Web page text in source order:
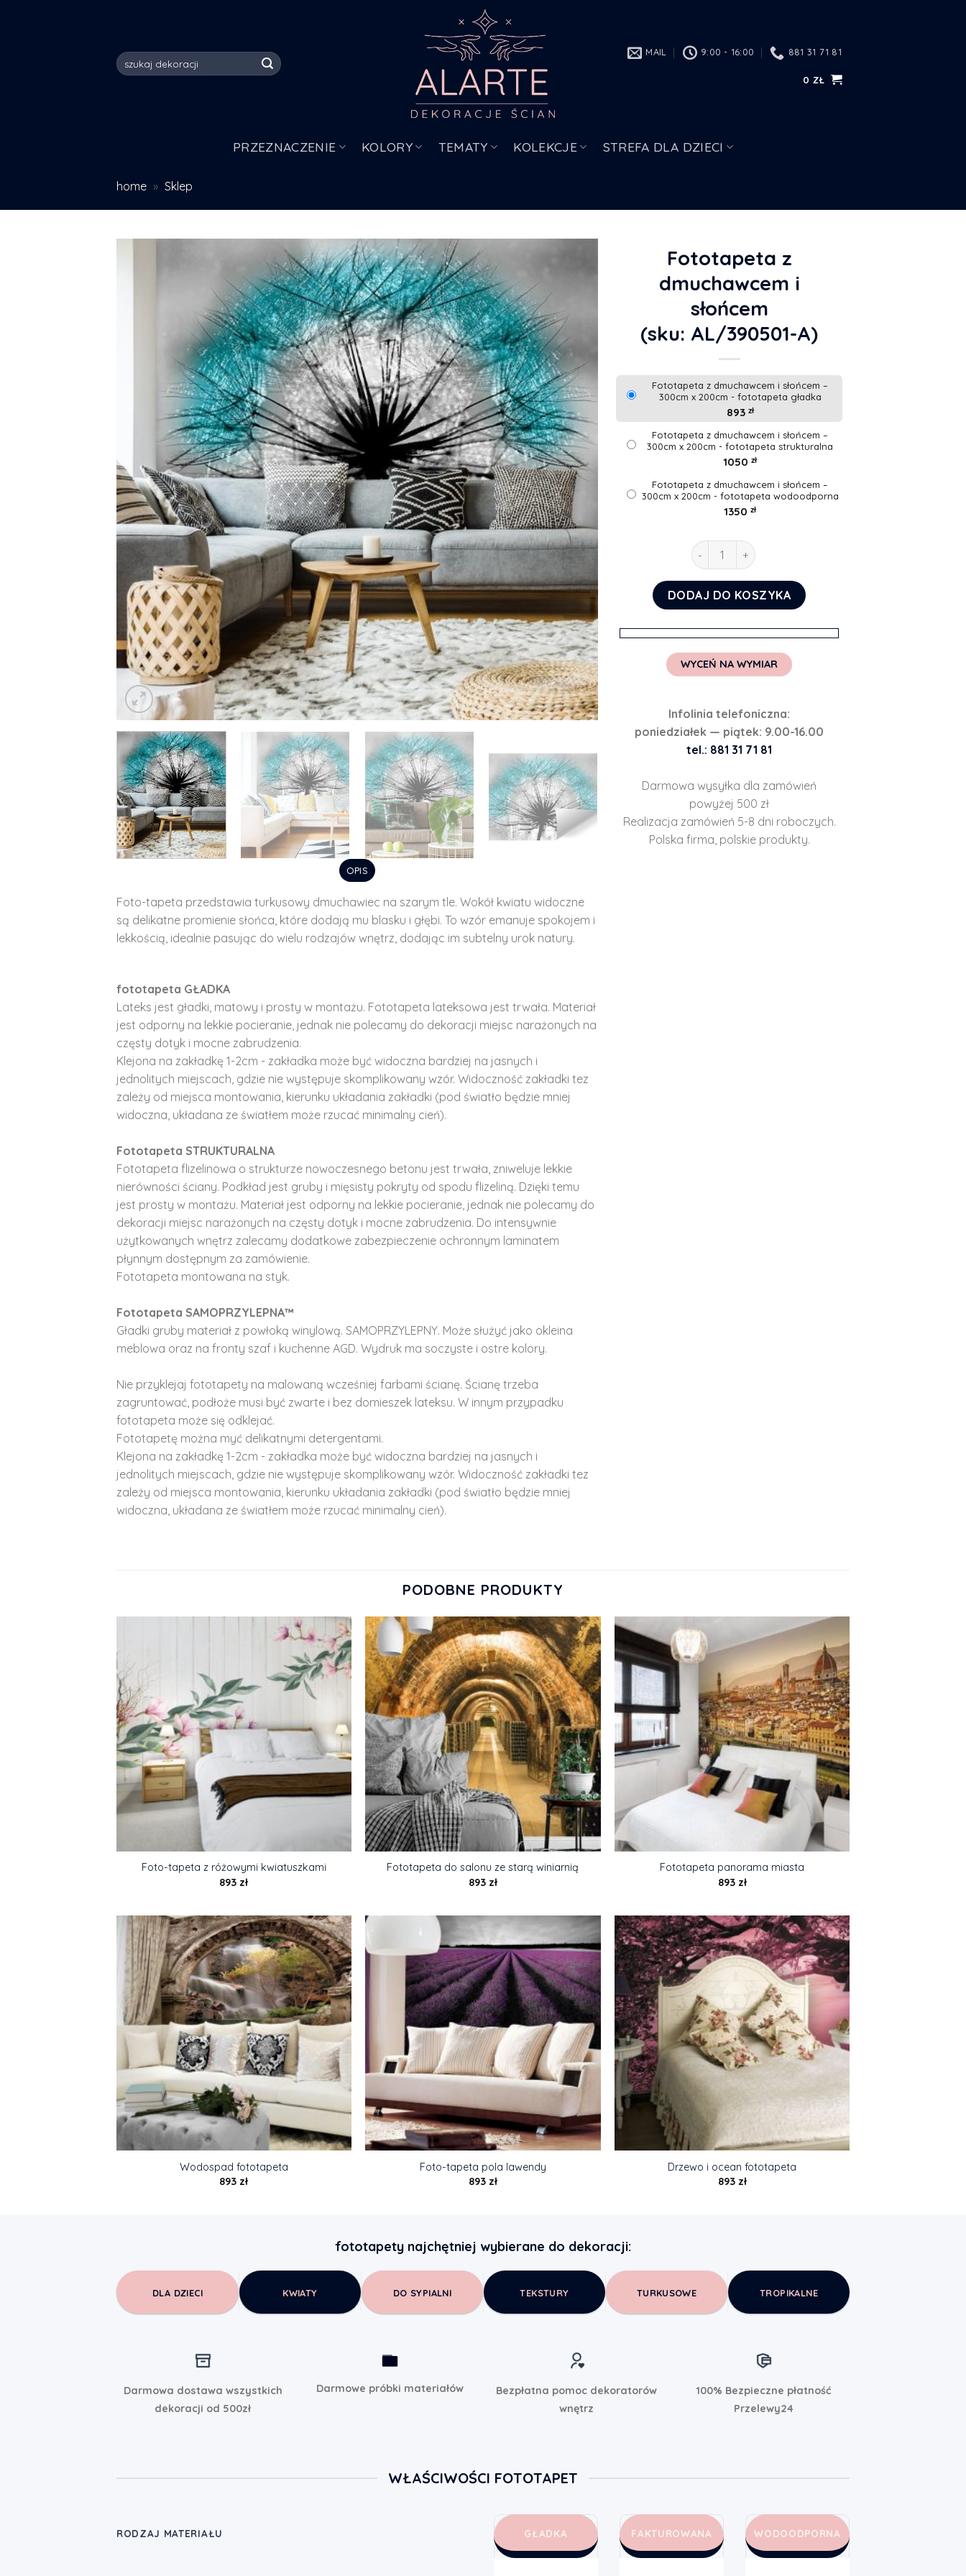
Szukaj:
MAIL 9:00 - 16:00 881 31 71 81
0 ZŁ
PRZEZNACZENIE KOLORY TEMATY KOLEKCJE STREFA DLA DZIECI
home » Sklep
OPIS
Foto-tapeta przedstawia turkusowy dmuchawiec na szarym tle. Wokół kwiatu widoczne
są delikatne promienie słońca, które dodają mu blasku i głębi. To wzór emanuje spokojem i
lekkością, idealnie pasując do wielu rodzajów wnętrz, dodając im subtelny urok natury.
fototapeta GŁADKA
Lateks jest gładki, matowy i prosty w montażu. Fototapeta lateksowa jest trwała. Materiał
jest odporny na lekkie pocieranie, jednak nie polecamy do dekoracji miejsc narażonych na
częsty dotyk i mocne zabrudzenia.
Klejona na zakładkę 1-2cm - zakładka może być widoczna bardziej na jasnych i
jednolitych miejscach, gdzie nie występuje skomplikowany wzór. Widoczność zakładki tez
zależy od miejsca montowania, kierunku układania zakładki (pod światło będzie mniej
widoczna, układana ze światłem może rzucać minimalny cień).
Fototapeta STRUKTURALNA
Fototapeta flizelinowa o strukturze nowoczesnego betonu jest trwała, zniweluje lekkie
nierówności ściany. Podkład jest gruby i mięsisty pokryty od spodu flizeliną. Dzięki temu
jest prosty w montażu. Materiał jest odporny na lekkie pocieranie, jednak nie polecamy do
dekoracji miejsc narażonych na częsty dotyk i mocne zabrudzenia. Do intensywnie
użytkowanych wnętrz zalecamy dodatkowe zabezpieczenie ochronnym laminatem
płynnym dostępnym za zamówienie.
Fototapeta montowana na styk.
Fototapeta SAMOPRZYLEPNA™
Gładki gruby materiał z powłoką winylową. SAMOPRZYLEPNY. Może służyć jako okleina
meblowa oraz na fronty szaf i kuchenne AGD. Wydruk ma soczyste i ostre kolory.
Nie przyklejaj fototapety na malowaną wcześniej farbami ścianę. Ścianę trzeba
zagruntować, podłoże musi być zwarte i bez domieszek lateksu. W innym przypadku
fototapeta może się odklejać.
Fototapetę można myć delikatnymi detergentami.
Klejona na zakładkę 1-2cm - zakładka może być widoczna bardziej na jasnych i
jednolitych miejscach, gdzie nie występuje skomplikowany wzór. Widoczność zakładki tez
zależy od miejsca montowania, kierunku układania zakładki (pod światło będzie mniej
widoczna, układana ze światłem może rzucać minimalny cień).
Fototapeta z
dmuchawcem i
słońcem
(sku: AL/390501-A)
Fototapeta z dmuchawcem i słońcem –
300cm x 200cm - fototapeta gładka
893 zł
Fototapeta z dmuchawcem i słońcem –
300cm x 200cm - fototapeta strukturalna
1050 zł
Fototapeta z dmuchawcem i słońcem –
300cm x 200cm - fototapeta wodoodporna
1350 zł
ilość Fototapeta z dmuchawcem i słońcem
DODAJ DO KOSZYKA
WYCEŃ NA WYMIAR
Infolinia telefoniczna:
poniedziałek — piątek: 9.00-16.00
tel.: 881 31 71 81
Darmowa wysyłka dla zamówień
powyżej 500 zł
Realizacja zamówień 5-8 dni roboczych.
Polska firma, polskie produkty.
PODOBNE PRODUKTY
Foto-tapeta z różowymi kwiatuszkami
893 zł
Fototapeta do salonu ze starą winiarnią
893 zł
Fototapeta panorama miasta
893 zł
Wodospad fototapeta
893 zł
Foto-tapeta pola lawendy
893 zł
Drzewo i ocean fototapeta
893 zł
fototapety najchętniej wybierane do dekoracji:
DLA DZIECI KWIATY DO SYPIALNI TEKSTURY TURKUSOWE TROPIKALNE
Darmowa dostawa wszystkich
dekoracji od 500zł
Darmowe próbki materiałów
Bezpłatna pomoc dekoratorów
wnętrz
100% Bezpieczne płatność
Przelewy24
WŁAŚCIWOŚCI FOTOTAPET
RODZAJ MATERIAŁU GŁADKA FAKTUROWANA WODOODPORNA